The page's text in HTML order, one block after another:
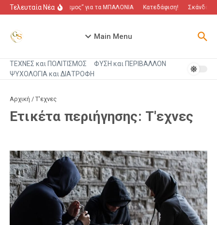
Μετάβαση στο περιεχόμενο
Τελευταία Νέα“Πόλεμος” για τα ΜΠΑΛΟΝΙΑ Κατεδάφιση! Σκάνδαλο
Main Menu
ΤΕΧΝΕΣ και ΠΟΛΙΤΙΣΜΟΣ
ΦΥΣΗ και ΠΕΡΙΒΑΛΛΟΝ
ΨΥΧΟΛΟΓΙΑ και ΔΙΑΤΡΟΦΗ
Αρχική / Τ'εχνες
Ετικέτα περιήγησης: Τ'εχνες